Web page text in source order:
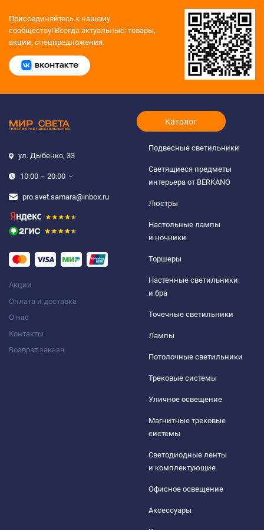
Присоединяйтесь к нашему
сообществу! Всегда актуальные: товары,
акции, спецпредложения.
ул. Дыбенко, 33
10:00 – 20:00
pro.svet.samara@inbox.ru
Акции
Оплата и доставка
О нас
Контакты
Возврат заказа
Каталог
Подвесные светильники
Светящиеся предметы
интерьера от BERKANO
Люстры
Настольные лампы
и ночники
Торшеры
Настенные светильники
и бра
Точечные светильники
Лампы
Потолочные светильники
Трековые системы
Уличное освещение
Магнитные трековые
системы
Светодиодные ленты
и комплектующие
Офисное освещение
Аксессуары